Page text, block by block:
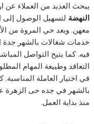
يبحث العديد من العملاء عن
النهضة لتسهيل الوصول إلى
معهن. ويعد حي المروة من
خدمات شغالات بالشهر جدة
فيه. كما يتيح التواصل
التعاقد وطبيعة المهام
في اختيار العاملة
بالشهر في جده حى الزهرة
منذ بداية العمل.